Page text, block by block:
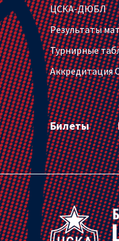
ЦСКА-ДЮБЛ
Результаты
Турнирные
Аккредитация
Билеты